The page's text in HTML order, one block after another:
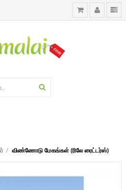
விண்ணோடு மேகங்கள் (ரிலே ரைட்டர்ஸ்)